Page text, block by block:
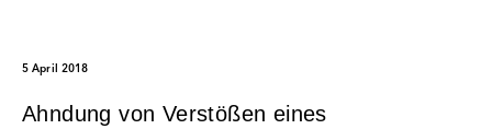
5 April 2018
Ahndung von Verstößen eines